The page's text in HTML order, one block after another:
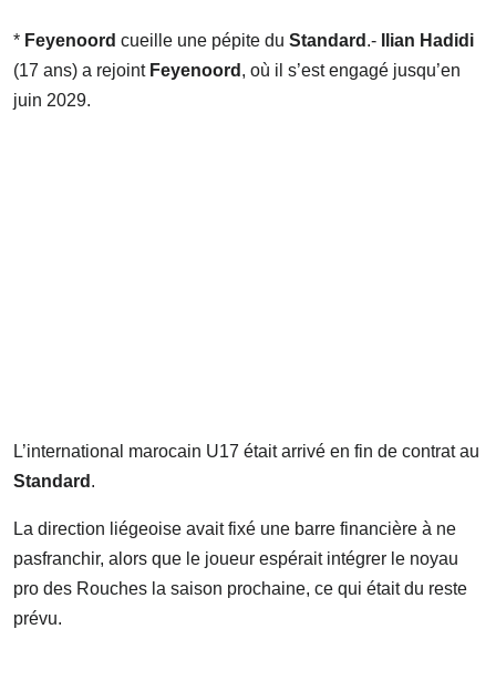
* Feyenoord cueille une pépite du Standard .-
Ilian Hadidi
(17 ans) a rejoint Feyenoord , où il s’est engagé jusqu’en
juin 2029.
L’international marocain U17 était arrivé en fin de contrat au
Standard .
La direction liégeoise avait fixé une barre financière à ne
pasfranchir, alors que le joueur espérait intégrer le noyau
pro des Rouches la saison prochaine, ce qui était du reste
prévu.